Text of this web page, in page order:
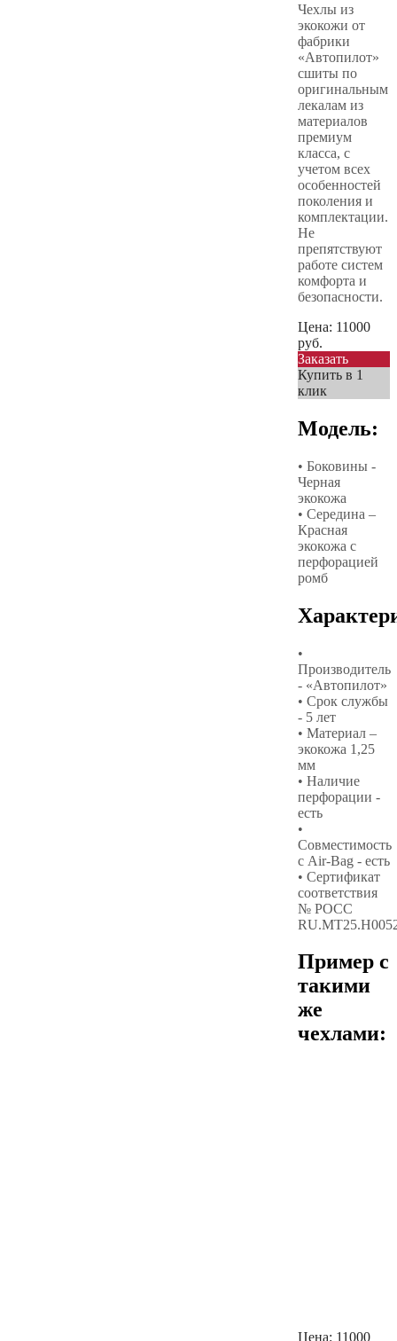
Чехлы из
экокожи от
фабрики
«Автопилот»
сшиты по
оригинальным
лекалам из
материалов
премиум
класса, с
учетом всех
особенностей
поколения и
комплектации.
Не
препятствуют
работе систем
комфорта и
безопасности.
Цена: 11000
руб.
Заказать
Купить в 1
клик
Модель:
• Боковины -
Черная
экокожа
• Середина –
Красная
экокожа с
перфорацией
ромб
•
Производитель
- «Автопилот»
• Срок службы
- 5 лет
• Материал –
экокожа 1,25
мм
• Наличие
перфорации -
есть
•
Совместимость
с Air-Bag - есть
• Сертификат
соответствия
№ РОСС
Пример с
такими
же
чехлами:
Цена: 11000